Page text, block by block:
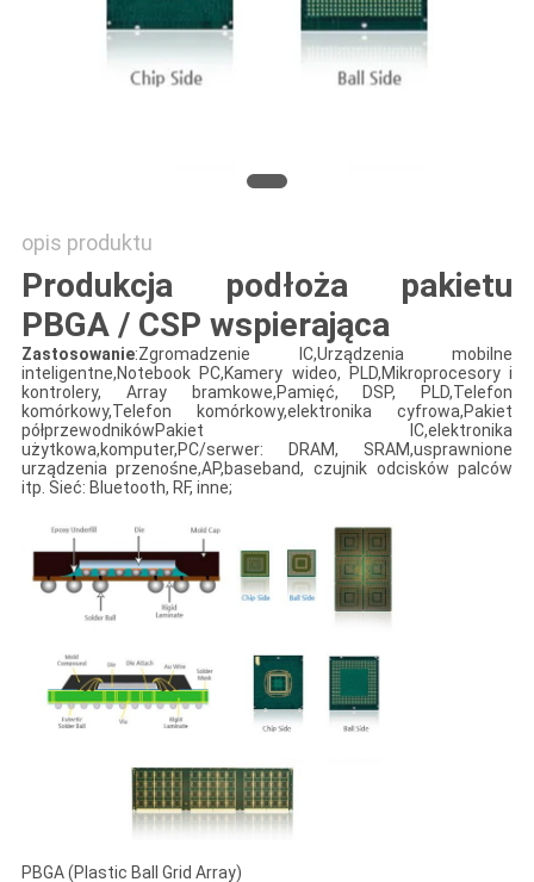
opis produktu
Produkcja podłoża pakietu
PBGA / CSP wspierająca
Zastosowanie:Zgromadzenie IC,Urządzenia mobilne
inteligentne,Notebook PC,Kamery wideo, PLD,Mikroprocesory i
kontrolery, Array bramkowe,Pamięć, DSP, PLD,Telefon
komórkowy,Telefon komórkowy,elektronika cyfrowa,Pakiet
półprzewodnikówPakiet IC,elektronika
użytkowa,komputer,PC/serwer: DRAM, SRAM,usprawnione
urządzenia przenośne,AP,baseband, czujnik odcisków palców
itp. Sieć: Bluetooth, RF, inne;
PBGA (Plastic Ball Grid Array)